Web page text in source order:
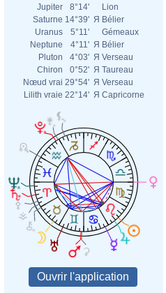
Jupiter
8°14'
Lion
Saturne 14°39' Я Bélier
Uranus
5°11'
Gémeaux
Neptune
4°11' Я Bélier
Pluton
4°03' Я Verseau
Chiron
0°52' Я Taureau
Nœud vrai 29°54' Я Verseau
Lilith vraie 22°14' Я Capricorne